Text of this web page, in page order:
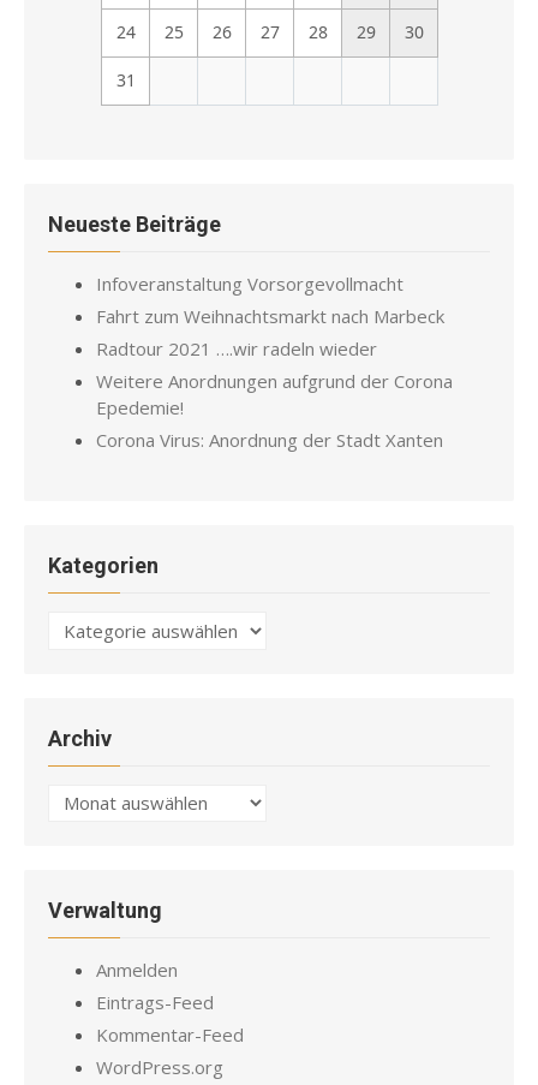
24 25 26 27 28 29 30
31
Neueste Beiträge
Infoveranstaltung Vorsorgevollmacht
Fahrt zum Weihnachtsmarkt nach Marbeck
Radtour 2021 ….wir radeln wieder
Weitere Anordnungen aufgrund der Corona
Epedemie!
Corona Virus: Anordnung der Stadt Xanten
Kategorien
Kategorien
Archiv
Archiv
Verwaltung
Anmelden
Eintrags-Feed
Kommentar-Feed
WordPress.org